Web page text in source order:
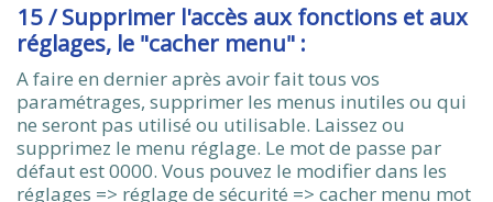
15 / Supprimer l'accès aux fonctions et aux
réglages, le "cacher menu" :
A faire en dernier après avoir fait tous vos
paramétrages, supprimer les menus inutiles ou qui
ne seront pas utilisé ou utilisable. Laissez ou
supprimez le menu réglage. Le mot de passe par
défaut est 0000. Vous pouvez le modifier dans les
réglages => réglage de sécurité => cacher menu mot